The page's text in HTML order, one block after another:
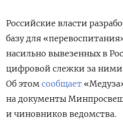
Российские власти
базу для
насильно вывезенных в
цифровой слежки за
Об этом сообщает
на документы
и чиновников ведомства.